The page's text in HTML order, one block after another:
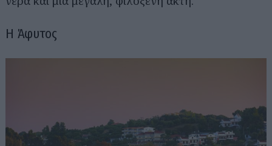
Η Άφυτος
για...